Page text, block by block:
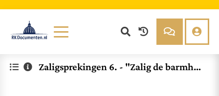
Documenten
Over RK Documenten
Zaligsprekingen 6. - "Zalig de barmhar